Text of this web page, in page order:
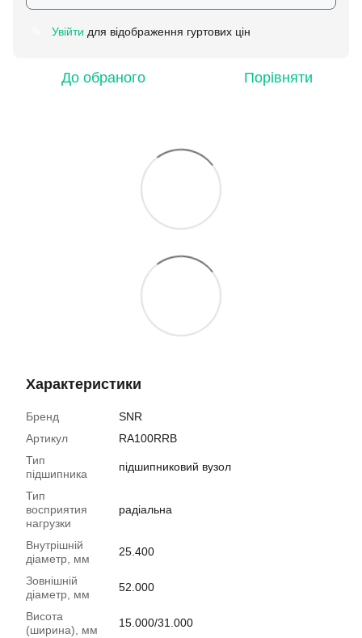
Увійти для відображення гуртових цін
До обраного Порівняти
Характеристики
Бренд
SNR
Артикул
RA100RRB
Тип
підшипника
підшипниковий вузол
Тип
восприятия
нагрузки
радіальна
Внутрішній
діаметр, мм
25.400
Зовнішній
діаметр, мм
52.000
Висота
(ширина), мм
15.000/31.000